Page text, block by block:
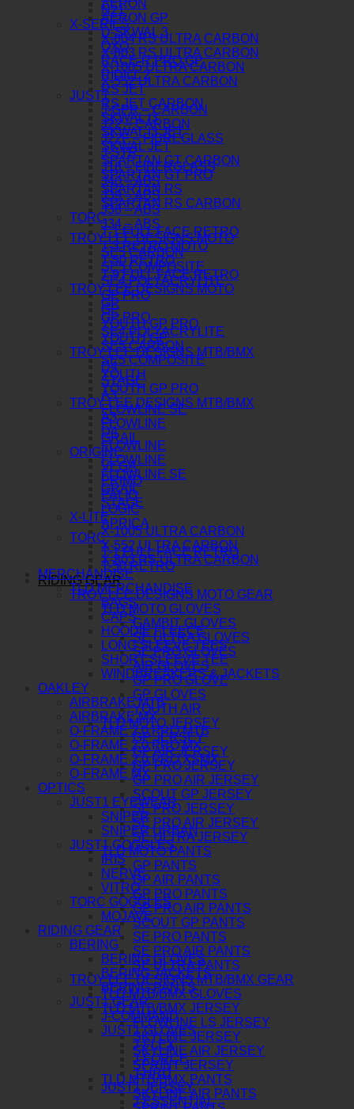
N21
X-SERIES
X-804 RS ULTRA CARBON
X-803 RS ULTRA CARBON
X-1005 ULTRA CARBON
X-552 ULTRA CARBON
JUST1
J-GPR – CARBON
J22 – CARBON
J22F – FIBREGLASS
J-STR
J18 – FIBERGLASS
J40 – ABS
J39 – ABS
J38 – ABS
J34 – ABS
TROY LEE DESIGNS MOTO
SE5 CARBON
SE5 COMPOSITE
SE4 POLYACRYLITE
GP PRO
GP
YOUTH GP PRO
YOUTH GP
TROY LEE DESIGNS MTB/BMX
D4
STAGE
A3
FLOWLINE SE
FLOWLINE
GRAIL
ORIGINE
VEGA
PRIMO
PALIO
LOGIC
APRICA
TORC
T-1 FULL FACE RETRO
T-50 RETRO
RIDING GEAR
TROY LEE DESIGNS MOTO GEAR
TLD MOTO GLOVES
GAMBIT GLOVES
SE ULTRA GLOVES
SE PRO GLOVES
AIR GLOVES
GP PRO GLOVE
GP GLOVES
YOUTH AIR
TLD MOTO JERSEY
GP JERSEY
GP AIR JERSEY
GP PRO JERSEY
GP PRO AIR JERSEY
SCOUT GP JERSEY
SE PRO JERSEY
SE PRO AIR JERSEY
SE ULTRA JERSEY
TLD MOTO PANTS
GP PANTS
GP AIR PANTS
GP PRO PANTS
GP PRO AIR PANTS
SCOUT GP PANTS
SE PRO PANTS
SE PRO AIR PANTS
SE ULTRA PANTS
TROY LEE DESIGNS MTB/BMX GEAR
TLD MTB/BMX GLOVES
TLD MTB/BMX JERSEY
FLOWLINE LS JERSEY
SKYLINE JERSEY
SKYLINE AIR JERSEY
SPRINT JERSEY
TLD MTB/BMX PANTS
SKYLINE AIR PANTS
AERON
AERON GP
D-SKWAL 3
OXO
RACE-R PRO GP
RIDILL 2
RS JET
RS JET CARBON
SKWAL I3
SKWAL I3 JET
SKWAL JET
SPARTAN GT CARBON
SPARTAN GT PRO
SPARTAN RS
SPARTAN RS CARBON
TORC
T-1 FULL FACE RETRO
T-3 RETRO MOTO
T-50 RETRO
T-9 FULL FACE RETRO
TROY LEE DESIGNS MOTO
GP
GP PRO
SE4 POLYACRYLITE
SE5 CARBON
SE5 COMPOSITE
YOUTH
YOUTH GP PRO
TROY LEE DESIGNS MTB/BMX
A3
D4
FLOWLINE
FLOWLINE
FLOWLINE SE
GRAIL
STAGE
X-LITE
X-1005 ULTRA CARBON
X-552 ULTRA CARBON
X-803 RS ULTRA CARBON
MERCHANDISE
TLD MERCHANDISE
BAGS
CAPS
HOODIE FLEECE
LONG SLEEVE TEES
SHORT SLEEVE TEE
WINDBREAKERS & JACKETS
OAKLEY
AIRBRAKE MTB
AIRBRAKE MX
O-FRAME 2.0 PRO MTB
O-FRAME 2.0 PRO MX
O-FRAME 2.0 PRO XSMX
O-FRAME MX
OPTICS
JUST1 EYEWEAR
SNIPER
SNIPER URBAN
JUST1 GOGGLES
IRIS
NERVE
VITRO
TORC GOGGLES
MOJAVE
RIDING GEAR
BERING
BERING GLOVES
BERING JACKETS
BERING PANTS
JUST1 GEAR
J-COMMAND
JUST1 GLOVES
J-FLEX
J-FORCE
J-HRD
JUST1 JERSEY
J-ESSENTIAL